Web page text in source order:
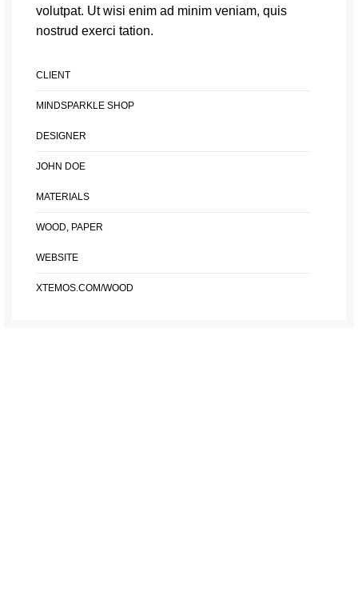
volutpat. Ut wisi enim ad minim veniam, quis
nostrud exerci tation.
CLIENT
MINDSPARKLE SHOP
DESIGNER
JOHN DOE
MATERIALS
WOOD, PAPER
WEBSITE
XTEMOS.COM/WOOD